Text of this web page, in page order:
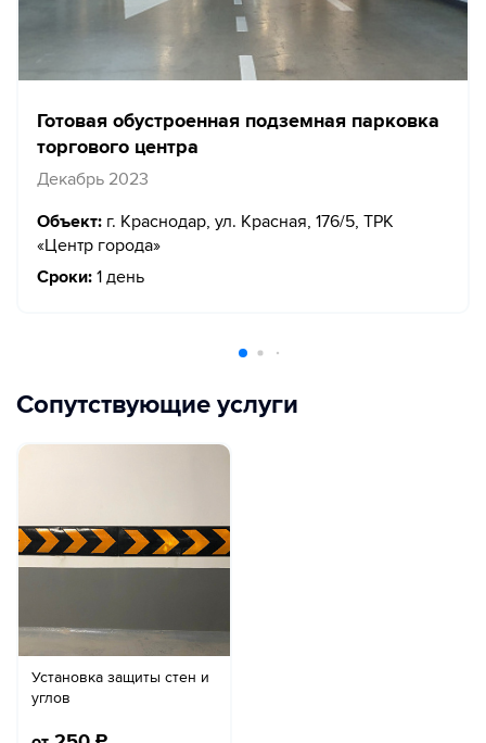
Готовая обустроенная подземная парковка
торгового центра
Декабрь 2023
Объект: г. Краснодар, ул. Красная, 176/5, ТРК
«Центр города»
Сроки: 1 день
Сопутствующие услуги
Установка защиты стен и
углов